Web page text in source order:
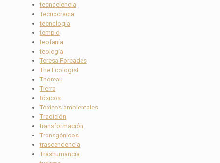
tecnociencia
Tecnocracia
tecnología
templo
teofanía
teología
Teresa Forcades
The Ecologist
Thoreau
Tierra
tóxicos
Tóxicos ambientales
Tradición
transformación
Transgénicos
trascendencia
Trashumancia